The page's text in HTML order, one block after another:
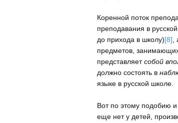
Коренной поток
преподавания в
до прихода в школу)[8]
предметов,
представляетсобой
должно состоять в
языке в русской школе.
Вот по этому подобию и
еще нет у детей,